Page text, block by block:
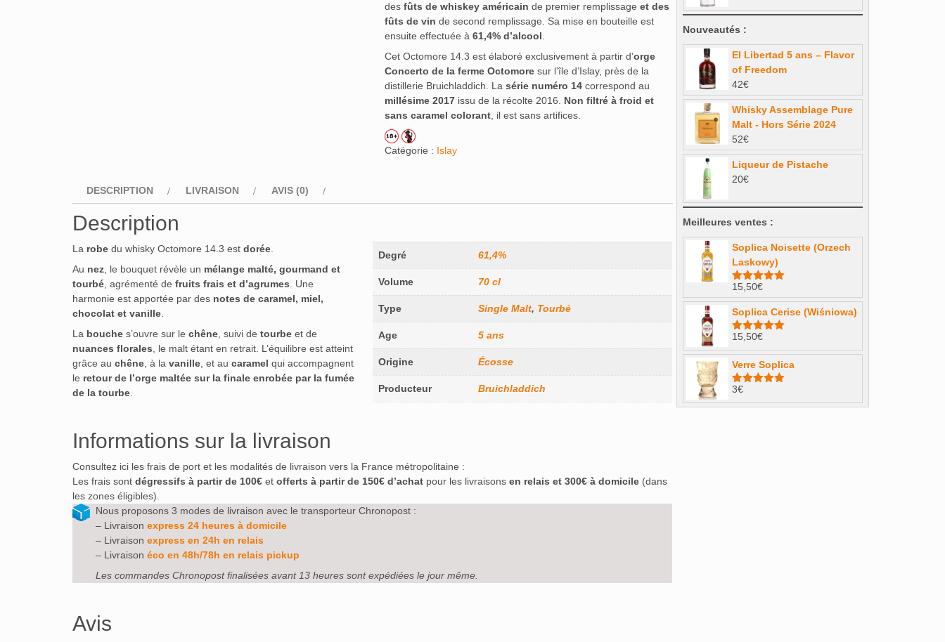
des fûts de whiskey américain de premier remplissage et des
fûts de vin de second remplissage. Sa mise en bouteille est
ensuite effectuée à 61,4% d’alcool
Cet Octomore 14.3 est élaboré exclusivement à partir d’orge
Concerto de la ferme Octomoresur l’île d’Islay, près de la
distillerie Bruichladdich. La série numéro 14correspond au
millésime 2017issu de la récolte 2016. Non filtré à froid et
sans caramel colorant, il est sans artifices.
Catégorie : Islay
DESCRIPTION LIVRAISON AVIS (0)
Description
Degré 61,4%
Volume 70 cl
Type Single Malt, Tourbé
Age 5 ans
Origine Écosse
Producteur Bruichladdich
La robe du whisky Octomore 14.3 est dorée.
Au nez, le bouquet révèle un mélange malté, gourmand et
tourbé, agrémenté de fruits frais et d’agrumes. Une
harmonie est apportée par des notes de caramel, miel,
chocolat et vanille.
La bouche s’ouvre sur le chêne, suivi de tourbe et de
nuances florales, le malt étant en retrait. L’équilibre est atteint
grâce au chêne, à la vanille, et au caramel qui accompagnent
le retour de l’orge maltée sur la finale enrobée par la fumée
de la tourbe.
Informations sur la livraison
Consultez ici les frais de port et les modalités de livraison vers la France métropolitaine :
Les frais sont dégressifs à partir de 100€ et offerts à partir de 150€ d’achat pour les livraisons en relais et 300€ à domicile (dans
les zones éligibles).
Nous proposons 3 modes de livraison avec le transporteur Chronopost :
– Livraison express 24 heures à domicile
– Livraison express en 24h en relais
– Livraison éco en 48h/78h en relais pickup
Les commandes Chronopost finalisées avant 13 heures sont expédiées le jour même.
Avis
initial
38€.
actuel
34,20€.
Nouveautés :
El Libertad 5 ans – Flavor
of Freedom
42€
Whisky Assemblage Pure
Malt - Hors Série 2024
52€
Liqueur de Pistache
20€
Meilleures ventes :
Soplica Noisette (Orzech
Laskowy)
Note4.98
sur 5
15,50€
Soplica Cerise (Wiśniowa)
Note5.00
sur 5
15,50€
Verre Soplica
Note
sur 5
3€